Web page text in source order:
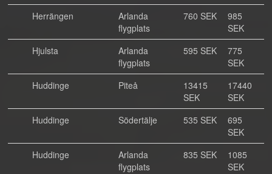
Herrängen
Arlanda
flygplats
760 SEK
985
SEK
Hjulsta
Arlanda
flygplats
595 SEK
775
SEK
Huddinge
Piteå
13415
SEK
17440
SEK
Huddinge
Södertälje 535 SEK
695
SEK
Huddinge
Arlanda
flygplats
835 SEK
1085
SEK